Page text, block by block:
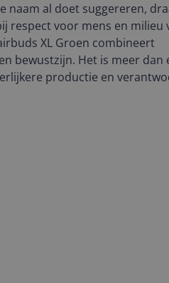
naam al doet suggereren,
respect voor mens en milieu
XL Groen combineert
bewustzijn. Het is meer dan
productie en